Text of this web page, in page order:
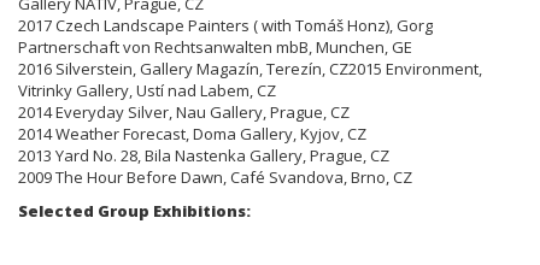
2017 Czech Landscape Painters ( with Tomáš Honz), Gorg
Partnerschaft von Rechtsanwalten mbB, Munchen, GE
2016 Silverstein, Gallery Magazín, Terezín, CZ2015 Environment,
Vitrinky Gallery, Ustí nad Labem, CZ
2014 Everyday Silver, Nau Gallery, Prague, CZ
2014 Weather Forecast, Doma Gallery, Kyjov, CZ
2013 Yard No. 28, Bila Nastenka Gallery, Prague, CZ
2009 The Hour Before Dawn, Café Svandova, Brno, CZ
Selected Group Exhibitions: